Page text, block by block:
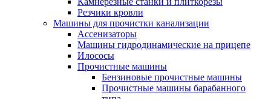
Резчики кровли
Машины для прочистки канализации
Ассенизаторы
Машины гидродинамические на прицепе
Илососы
Прочистные машины
Бензиновые прочистные машины
Прочистные машины барабанного